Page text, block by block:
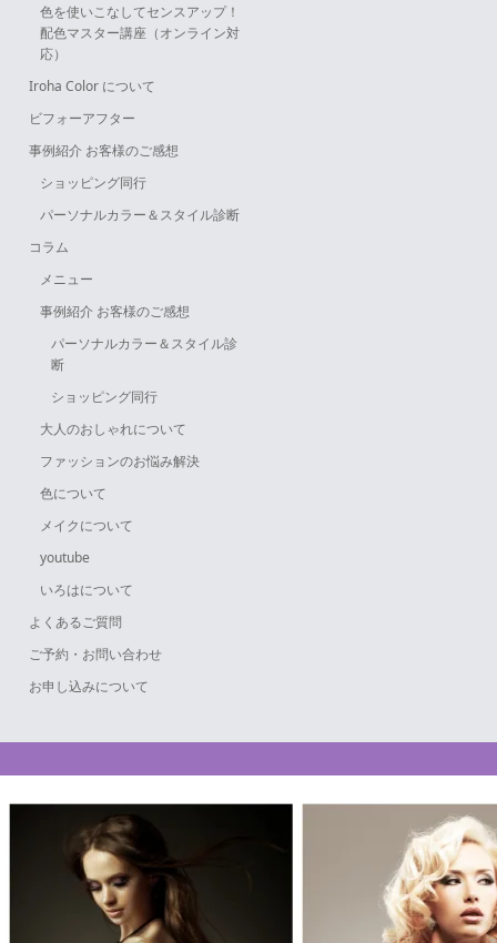
色を使いこなしてセンスアップ！
配色マスター講座（オンライン対
応）
Iroha Color について
ビフォーアフター
事例紹介 お客様のご感想
ショッピング同行
パーソナルカラー＆スタイル診断
コラム
メニュー
事例紹介 お客様のご感想
パーソナルカラー＆スタイル診
断
ショッピング同行
大人のおしゃれについて
ファッションのお悩み解決
色について
メイクについて
youtube
いろはについて
よくあるご質問
ご予約・お問い合わせ
お申し込みについて